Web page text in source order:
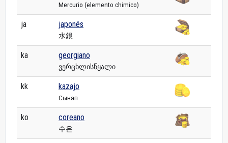
Mercurio (elemento chimico)
ja japonés
水銀
ka georgiano
ვერცხლისწყალი
kk kazajo
Сынап
ko coreano
수은